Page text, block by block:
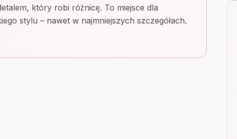
który robi różnicę. To miejsce dla
stylu – nawet w najmniejszych szczegółach.